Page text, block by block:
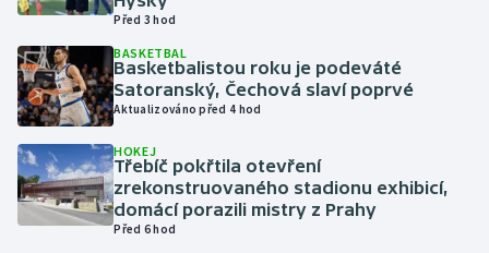
Moderní pětiboj
Motorsport
Olympijské hry
Před 3 hod
BASKETBAL
Basketbalistou roku je podeváté
Satoranský, Čechová slaví poprvé
Aktualizováno před 4 hod
HOKEJ
Třebíč pokřtila otevření
zrekonstruovaného stadionu exhibicí,
domácí porazili mistry z Prahy
Před 6 hod